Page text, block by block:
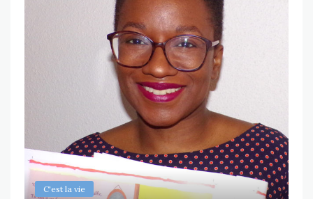
C'est la vie